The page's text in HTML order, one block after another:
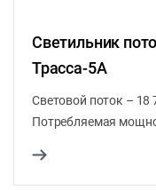
Светильник
Трасса-5А
Световой поток – 18
Потребляемая